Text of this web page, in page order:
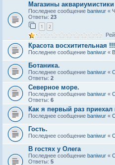
Магазины аквариумистики
Последнее сообщение baniwur «
Ответы: 23
1 2
Красота восхитительная !!!
Последнее сообщение baniwur «
Ботаника.
Последнее сообщение baniwur «
Ответы: 2
Северное море.
Последнее сообщение baniwur «
Ответы: 6
Как я первый раз
Последнее сообщение baniwur «
Гость.
Последнее сообщение baniwur «
В гостях у Олега
Последнее сообщение baniwur «
Ответы: 5